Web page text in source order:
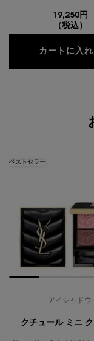
19,250円
（税込）
カートに入れ
ベストセラー
アイシャドウ
クチュール ミニ